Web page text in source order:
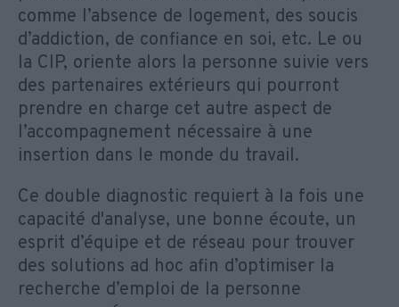
comme l’absence de logement, des soucis
d’addiction, de confiance en soi, etc. Le ou
la CIP, oriente alors la personne suivie vers
des partenaires extérieurs qui pourront
prendre en charge cet autre aspect de
l’accompagnement nécessaire à une
insertion dans le monde du travail.
Ce double diagnostic requiert à la fois une
capacité d'analyse, une bonne écoute, un
esprit d’équipe et de réseau pour trouver
des solutions ad hoc afin d’optimiser la
recherche d’emploi de la personne